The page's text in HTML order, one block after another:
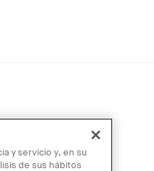
y servicio y, en su
de sus hábitos